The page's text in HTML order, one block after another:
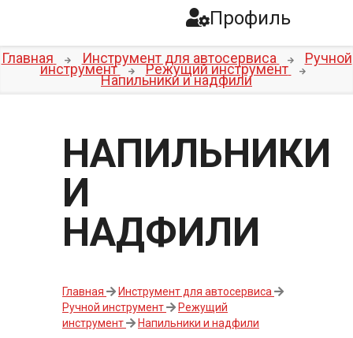
Профиль
Главная Инструмент для автосервиса Ручной
инструмент Режущий инструмент
Напильники и надфили
НАПИЛЬНИКИ
И
НАДФИЛИ
Главная
Инструмент для автосервиса
Ручной инструмент
Режущий
инструмент
Напильники и надфили